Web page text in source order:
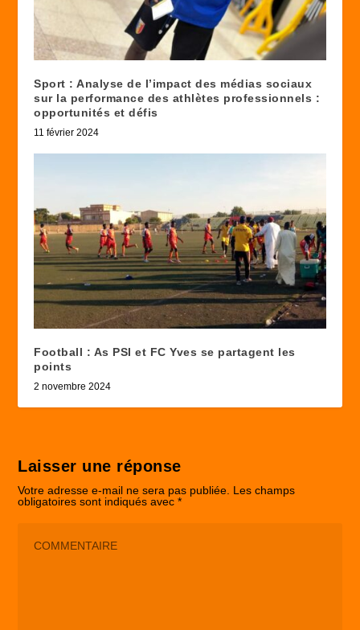
Sport : Analyse de l’impact des médias sociaux
sur la performance des athlètes professionnels :
opportunités et défis
11 février 2024
Football : As PSI et FC Yves se partagent les
points
2 novembre 2024
Laisser une réponse
Votre adresse e-mail ne sera pas publiée. Les champs
obligatoires sont indiqués avec*